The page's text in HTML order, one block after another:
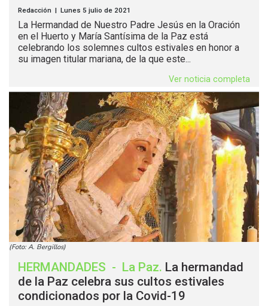
Redacción | Lunes 5 julio de 2021
La Hermandad de Nuestro Padre Jesús en la Oración
en el Huerto y María Santísima de la Paz está
celebrando los solemnes cultos estivales en honor a
su imagen titular mariana, de la que este...
Ver noticia completa
(Foto: A. Bergillos)
HERMANDADES - La Paz. La hermandad
de la Paz celebra sus cultos estivales
condicionados por la Covid-19